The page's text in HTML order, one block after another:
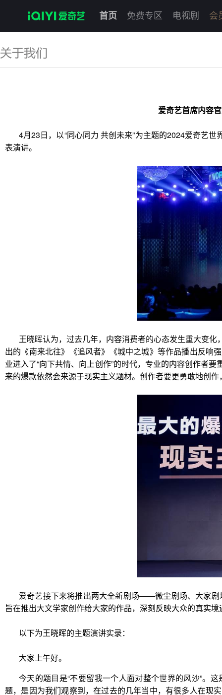
首页 免费专区 电视剧 会
爱奇艺首席内容
4月23日，以“同心同力 共创未来”为主题的2024爱奇艺
表演讲。
王晓晖认为，过去几年，内容消费者的心态发生重大变
出的《南来北往》《追风者》《城中之城》等作品播出反响
业进入了“向下共情、向上创作”的时代，专业的内容创作者
来的爆款依然会来源于现实主义题材。创作者要更勇敢地创
爱奇艺接下来将推出两大全新剧场——微尘剧场、大家剧
旨在推出大文学家创作给大家的作品，深刻反映大众的真实
以下为王晓晖的主题演讲实录：
大家上午好。
今天的题目是“不要留我一个人面对整个世界的风沙”。
题，是因为我们观察到，在过去的几年当中，有很多人在现